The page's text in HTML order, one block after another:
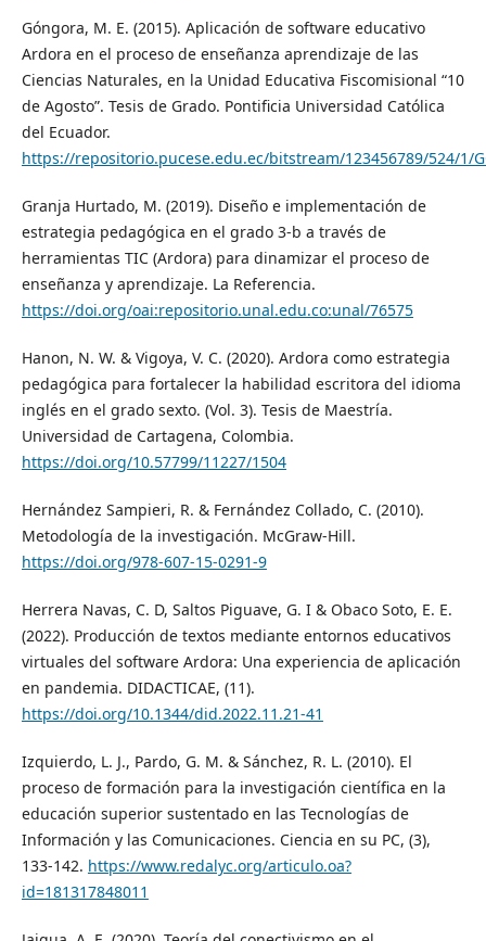
Góngora, M. E. (2015). Aplicación de software educativo
Ardora en el proceso de enseñanza aprendizaje de las
Ciencias Naturales, en la Unidad Educativa Fiscomisional “10
de Agosto”. Tesis de Grado. Pontificia Universidad Católica
del Ecuador.
https://repositorio.pucese.edu.ec/bitstream/123456789/524/1/
Granja Hurtado, M. (2019). Diseño e implementación de
estrategia pedagógica en el grado 3-b a través de
herramientas TIC (Ardora) para dinamizar el proceso de
enseñanza y aprendizaje. La Referencia.
https://doi.org/oai:repositorio.unal.edu.co:unal/76575
Hanon, N. W. & Vigoya, V. C. (2020). Ardora como estrategia
pedagógica para fortalecer la habilidad escritora del idioma
inglés en el grado sexto. (Vol. 3). Tesis de Maestría.
Universidad de Cartagena, Colombia.
https://doi.org/10.57799/11227/1504
Hernández Sampieri, R. & Fernández Collado, C. (2010).
Metodología de la investigación. McGraw-Hill.
https://doi.org/978-607-15-0291-9
Herrera Navas, C. D, Saltos Piguave, G. I & Obaco Soto, E. E.
(2022). Producción de textos mediante entornos educativos
virtuales del software Ardora: Una experiencia de aplicación
en pandemia. DIDACTICAE, (11).
https://doi.org/10.1344/did.2022.11.21-41
Izquierdo, L. J., Pardo, G. M. & Sánchez, R. L. (2010). El
proceso de formación para la investigación científica en la
educación superior sustentado en las Tecnologías de
Información y las Comunicaciones. Ciencia en su PC, (3),
133-142. https://www.redalyc.org/articulo.oa?
id=181317848011